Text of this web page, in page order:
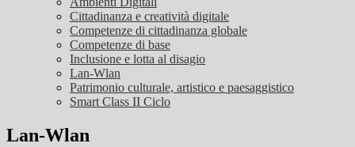
Cittadinanza e creatività digitale
Competenze di cittadinanza globale
Competenze di base
Inclusione e lotta al disagio
Lan-Wlan
Patrimonio culturale, artistico e paesaggistico
Smart Class II Ciclo
Lan-Wlan